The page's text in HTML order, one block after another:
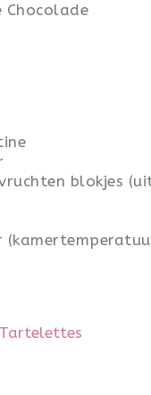
Chocolade
blokjes
Tartelettes